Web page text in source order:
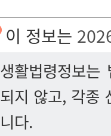
이 정보는
생활법령정보
되지 않고, 각종
니다.